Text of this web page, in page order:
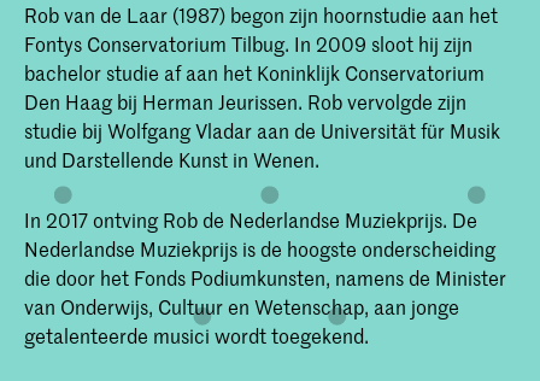
Rob van de Laar (1987) begon zijn hoornstudie aan het
Fontys Conservatorium Tilbug. In 2009 sloot hij zijn
bachelor studie af aan het Koninklijk Conservatorium
Den Haag bij Herman Jeurissen. Rob vervolgde zijn
studie bij Wolfgang Vladar aan de Universität für Musik
und Darstellende Kunst in Wenen.
In 2017 ontving Rob de Nederlandse Muziekprijs. De
Nederlandse Muziekprijs is de hoogste onderscheiding
die door het Fonds Podiumkunsten, namens de Minister
van Onderwijs, Cultuur en Wetenschap, aan jonge
getalenteerde musici wordt toegekend.